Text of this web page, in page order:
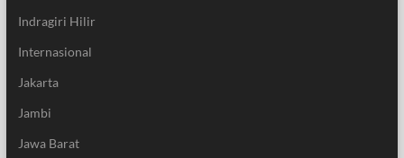
Indragiri Hilir
Internasional
Jakarta
Jambi
Jawa Barat